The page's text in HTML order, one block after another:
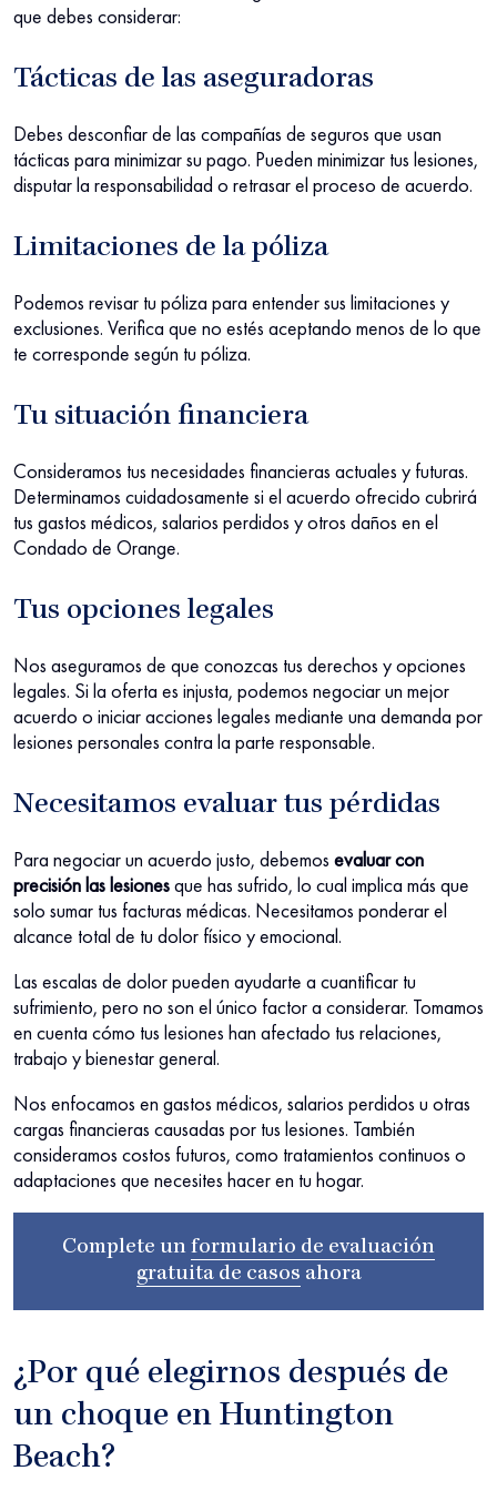
que debes considerar:
Tácticas de las aseguradoras
Debes desconfiar de las compañías de seguros que usan
tácticas para minimizar su pago. Pueden minimizar tus lesiones,
disputar la responsabilidad o retrasar el proceso de acuerdo.
Limitaciones de la póliza
Podemos revisar tu póliza para entender sus limitaciones y
exclusiones. Verifica que no estés aceptando menos de lo que
te corresponde según tu póliza.
Tu situación financiera
Consideramos tus necesidades financieras actuales y futuras.
Determinamos cuidadosamente si el acuerdo ofrecido cubrirá
tus gastos médicos, salarios perdidos y otros daños en el
Condado de Orange.
Tus opciones legales
Nos aseguramos de que conozcas tus derechos y opciones
legales. Si la oferta es injusta, podemos negociar un mejor
acuerdo o iniciar acciones legales mediante una demanda por
lesiones personales contra la parte responsable.
Necesitamos evaluar tus pérdidas
Para negociar un acuerdo justo, debemos evaluar con
precisión las lesionesque has sufrido, lo cual implica más que
solo sumar tus facturas médicas. Necesitamos ponderar el
alcance total de tu dolor físico y emocional.
Las escalas de dolor pueden ayudarte a cuantificar tu
sufrimiento, pero no son el único factor a considerar. Tomamos
en cuenta cómo tus lesiones han afectado tus relaciones,
trabajo y bienestar general.
Nos enfocamos en gastos médicos, salarios perdidos u otras
cargas financieras causadas por tus lesiones. También
consideramos costos futuros, como tratamientos continuos o
adaptaciones que necesites hacer en tu hogar.
Complete un formulario de evaluación
gratuita de casos ahora
¿Por qué elegirnos después de
un choque en Huntington
Beach?